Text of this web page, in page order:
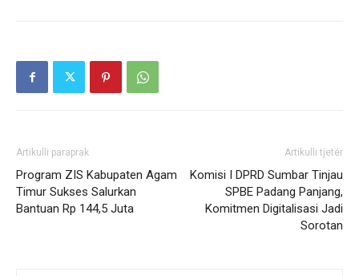
Artikulli paraprak
Program ZIS Kabupaten Agam
Timur Sukses Salurkan
Bantuan Rp 144,5 Juta
Artikulli tjetër
Komisi I DPRD Sumbar Tinjau
SPBE Padang Panjang,
Komitmen Digitalisasi Jadi
Sorotan